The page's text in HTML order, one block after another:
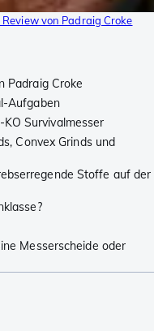
Padraig Croke
Aufgaben
Survivalmesser
Convex Grinds und
Stoffe auf der
Messerscheide oder
von Padraig Croke